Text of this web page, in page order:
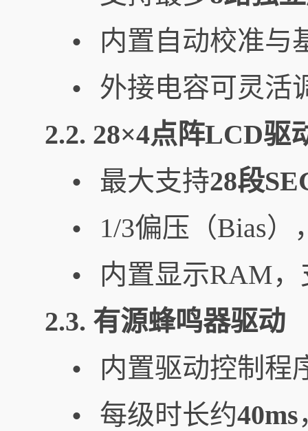
• 内置自动校准与
•
外接电容可灵活
2.2. 28×4点阵LCD驱
• 最大支持28段
• 1/3偏压（Bias
•
内置显示RAM
2.3. 有源蜂鸣器驱动
• 内置驱动控制程
• 每级时长约40ms